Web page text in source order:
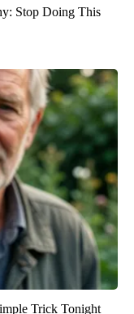
Stop Doing This
Trick Tonight